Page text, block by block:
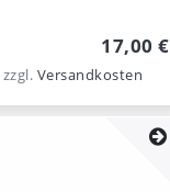
17,00 €
zzgl. Versandkosten